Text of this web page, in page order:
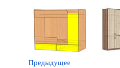
Предыдущее